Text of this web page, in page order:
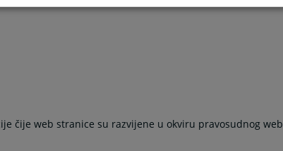
čije web stranice su razvijene u okviru pravosudnog web